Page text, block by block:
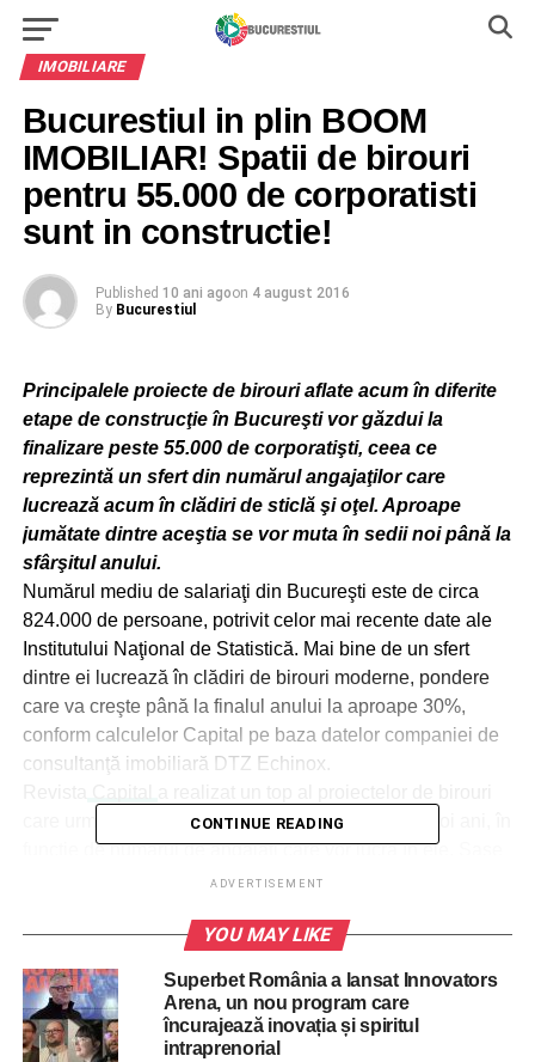
IMOBILIARE
Bucurestiul in plin BOOM
IMOBILIAR! Spatii de birouri
pentru 55.000 de corporatisti
sunt in constructie!
Published 10 ani agoon 4 august 2016
By Bucurestiul
Principalele proiecte de birouri aflate acum în diferite
etape de construcţie în Bucureşti vor găzdui la
finalizare peste 55.000 de corporatişti, ceea ce
reprezintă un sfert din numărul angajaţilor care
lucrează acum în clădiri de sticlă şi oţel. Aproape
jumătate dintre aceştia se vor muta în sedii noi până la
sfârşitul anului.
Numărul mediu de salariaţi din Bucureşti este de circa
824.000 de persoane, potrivit celor mai recente date ale
Institutului Naţional de Statistică. Mai bine de un sfert
dintre ei lucrează în clădiri de birouri moderne, pondere
care va creşte până la finalul anului la aproape 30%,
conform calculelor Capital pe baza datelor companiei de
consultanţă imobiliară DTZ Echinox.
care urmează a fi predate chiriaşilor în următorii doi ani, în
funcţie de numărul de angajaţi care vor lucra în ele. Şase
din cele 12 proiecte analizate sunt amplasate în
Pipera şi Şoseaua Dimitrie Pompeiu, considerat City-ul
românesc. În această zonă lucrează deja peste 77.000 de
corporatişti, iar la orele de vârf traficul este un calvar. În
următorii doi ani, lor li se vor adăuga alţi 28.000 de
angajaţi care vor spori aglomeraţia.
CONTINUE READING
ADVERTISEMENT
YOU MAY LIKE
Superbet România a lansat Innovators
Arena, un nou program care
încurajează inovația și spiritul
intraprenorial